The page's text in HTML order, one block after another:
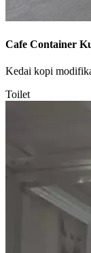
Cafe Container
Kedai kopi
Toilet